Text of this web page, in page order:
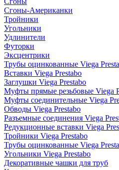
Сгоны-Американки
Тройники
Угольники
Удлинители
Футорки
Эксцентрики
Трубы оцинкованные Viega
Вставки Viega Prestabo
Заглушки Viega Prestabo
Муфты прямые резьбовые Viega
Муфты соединительные Viega
Обводы Viega Prestabo
Разъемные соединения Viega
Редукционные вставки Viega
Тройники Viega Prestabo
Трубы оцинкованные Viega
Угольники Viega Prestabo
Декоративные чашки для труб